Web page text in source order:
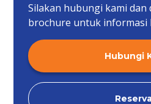
Silakan hubungi kami dan
brochure untuk informasi
Hubungi